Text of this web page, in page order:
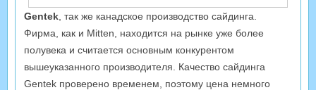
Gentek , так же канадское производство сайдинга.
Фирма, как и Mitten, находится на рынке уже более
полувека и считается основным конкурентом
вышеуказанного производителя. Качество сайдинга
Gentek проверено временем, поэтому цена немного